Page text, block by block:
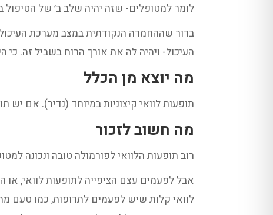
לומר למטופלים- שזה יהיה שלב ב׳ של הטיפול
ברור שההחמרה הנקודתית במצב מערכת
העיכול- ויהיה לה את אורך הרוח בשביל זה.
מה יוצא מן הכלל
תופעות לוואי קיצוניות במיוחד (נדיר). אם
מה חשוב לזכור
רוב תופעות הלוואי לפורמולה טובה ונכונה
אבל לפעמים עצם הציפייה לתופעות לוואי,
לוואי קלות שיש לפעמים לתרופות, כמו טעם